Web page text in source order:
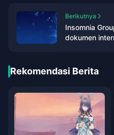
Berikutnya
Insomnia
dokumen
Rekomendasi Berita